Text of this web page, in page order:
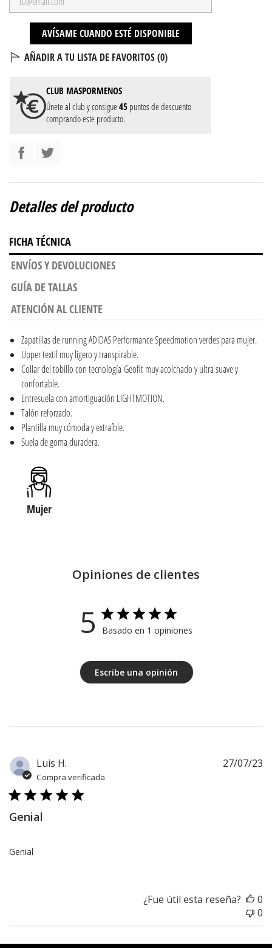
AVÍSAME CUANDO ESTÉ DISPONIBLE
AÑADIR A TU LISTA DE FAVORITOS (0)
CLUB MASPORMENOS
Únete al club y consigue45 puntos de descuento
comprando este producto.
Detalles del producto
FICHA TÉCNICA
ENVÍOS Y DEVOLUCIONES
GUÍA DE TALLAS
ATENCIÓN AL CLIENTE
Zapatillas de running ADIDAS Performance Speedmotion verdes para mujer.
Upper textil muy ligero y transpirable.
Collar del tobillo con tecnología Geofit muy acolchado y ultra suave y
confortable.
Entresuela con amortiguación LIGHTMOTION.
Talón reforzado.
Plantilla muy cómoda y extraíble.
Suela de goma duradera.
Mujer
Opiniones de clientes
5 Basado en 1 opiniones
Escribe una opinión
Luis H.
Compra verificada
Genial
Genial
27/07/23
¿Fue útil esta reseña?
0
0